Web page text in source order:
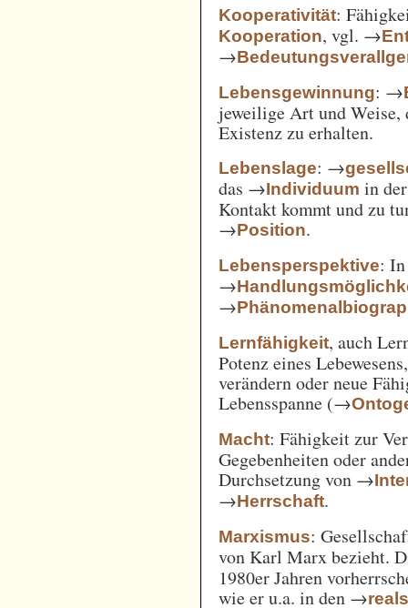
Kooperativität:
Kooperation, vgl. →
→
Lebensgewinnung: →
jeweilige Art und
Existenz zu erhalten.
Lebenslage: →
das →Individuum in
Kontakt kommt und zu
→Position.
Lebensperspektive:
→
→
Lernfähigkeit, auch
Potenz eines
verändern oder neue
Lebensspanne (→
Macht: Fähigkeit zur
Gegebenheiten oder
Durchsetzung von →
→Herrschaft.
Marxismus:
von Karl Marx bezieht.
1980er Jahren
wie er u.a. in den →